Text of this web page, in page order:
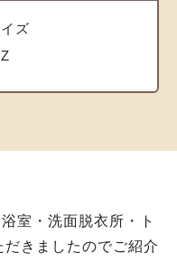
ズ
室・洗面脱衣所・ト
きましたのでご紹介